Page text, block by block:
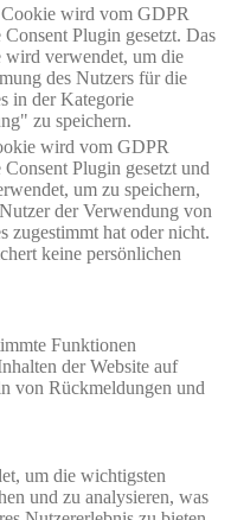
Cookie wird vom GDPR
Plugin gesetzt. Das
wird verwendet, um die
des Nutzers für die
in der Kategorie
zu speichern.
wird vom GDPR
Plugin gesetzt und
um zu speichern,
der Verwendung von
zugestimmt hat oder nicht.
keine persönlichen
Funktionen
der Website auf
von Rückmeldungen und
um die wichtigsten
und zu analysieren, was